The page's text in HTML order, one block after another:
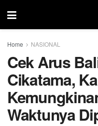
Home NASIONAL
Cek Arus
Cikatama,
Waktunya